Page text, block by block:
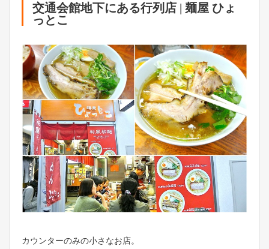
交通会館地下にある行列店 | 麺屋 ひょ
っとこ
カウンターのみの小さなお店。